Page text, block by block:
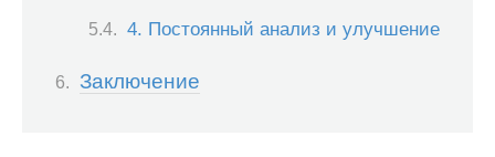
4. Постоянный анализ и улучшение
Заключение